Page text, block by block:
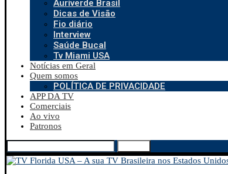
Auriverde Brasil
Dicas de Visão
Fio diário
Interview
Saúde Bucal
Tv Miami USA
Notícias em Geral
Quem somos
POLÍTICA DE PRIVACIDADE
APP DA TV
Comerciais
Ao vivo
Patronos